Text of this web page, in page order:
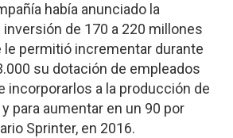
había anunciado la
de 170 a 220 millones
le permitió incrementar durante
su dotación de empleados
incorporarlos a la producción de
y para aumentar en un 90 por
Sprinter, en 2016.